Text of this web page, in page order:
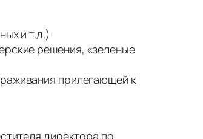
и т.д.)
решения, «зеленые
прилегающей к
директора по